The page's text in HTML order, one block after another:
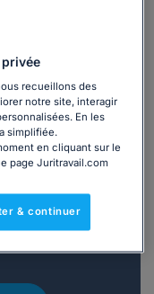
avec un
recueillons des
notre site, interagir
En les
simplifiée.
en cliquant sur le
page Juritravail.com
& continuer